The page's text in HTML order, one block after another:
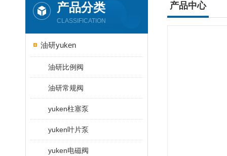
产品分类
CLASSIFICATION
油研yuken
油研比例阀
油研常规阀
yuken柱塞泵
yuken叶片泵
yuken电磁阀
产品中心